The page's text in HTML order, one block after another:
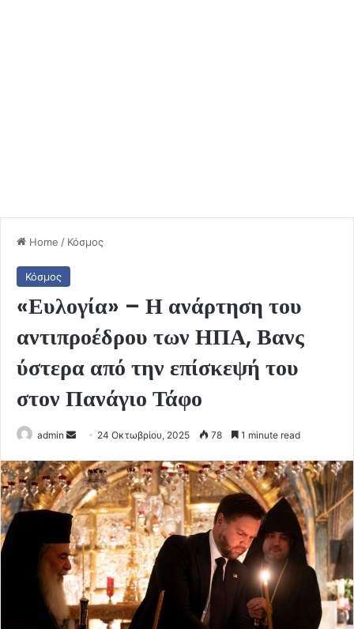
Home / Κόσμος
Κόσμος
«Ευλογία» – Η ανάρτηση του
αντιπροέδρου των ΗΠΑ, Βανς
ύστερα από την επίσκεψή του
στον Πανάγιο Τάφο
admin
Send
email
24 Οκτωβρίου, 2025 78 1 minute read